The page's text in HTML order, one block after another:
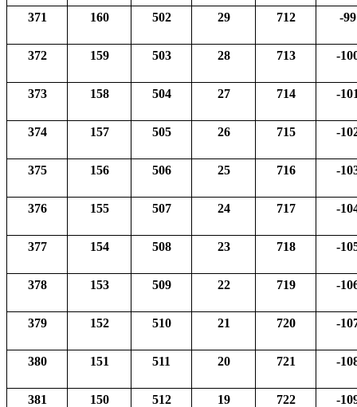
371 160 502 29 712 -99
372 159 503 28 713 -
373 158 504 27 714 -
374 157 505 26 715 -
375 156 506 25 716 -
376 155 507 24 717 -
377 154 508 23 718 -
378 153 509 22 719 -
379 152 510 21 720 -
380 151 511 20 721 -
381 150 512 19 722 -